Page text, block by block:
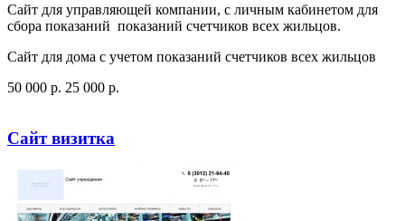
Сайт для управляющей компании, с личным кабинетом для
сбора показаний показаний счетчиков всех жильцов.
Сайт для дома с учетом показаний счетчиков всех жильцов
50 000 p. 25 000 p.
Сайт визитка